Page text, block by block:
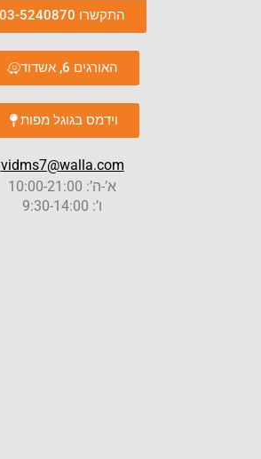
התקשרו 03-5240870
האורגים 6, אשדוד
וידמס בגוגל מפות
vidms7@walla.com
א’-ה’: 10:00-21:00
ו’: 9:30-14:00